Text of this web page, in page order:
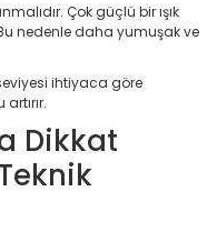
Çok güçlü bir ışık
nedenle daha yumuşak ve
ihtiyaca göre
Dikkat